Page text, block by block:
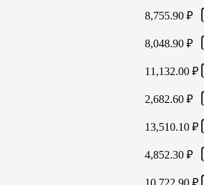
8,755.90 ₽
8,048.90 ₽
11,132.00 ₽
2,682.60 ₽
13,510.10 ₽
4,852.30 ₽
10,722.90 ₽